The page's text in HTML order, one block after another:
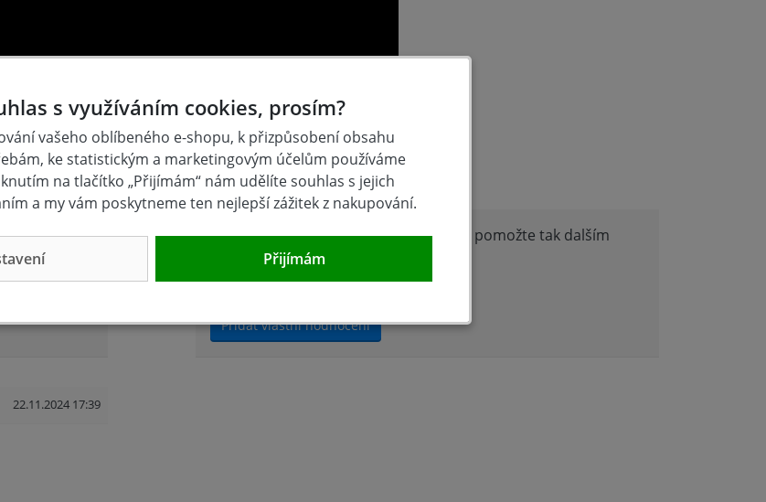
2 V 1,
22.11.2024 17:39
Hodnocení produktu
Přidejte vlastní hodnocení produktu a pomožte tak dalším
nakupujícím.
Hodnoťte.
Přidat vlastní hodnocení
s využíváním cookies, prosím?
vašeho oblíbeného e-shopu, k přizpůsobení obsahu
ke statistickým a marketingovým účelům používáme
na tlačítko „Přijímám“ nám udělíte souhlas s jejich
a my vám poskytneme ten nejlepší zážitek z nakupování.
Přijímám